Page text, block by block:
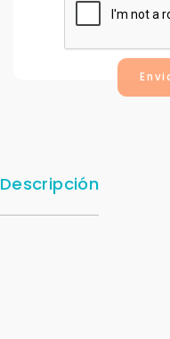
Descripción